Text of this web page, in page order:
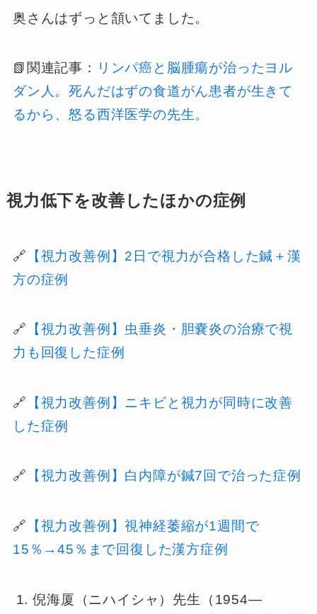
奥さんはずっと頷いてました。
📗関連記事：
リンパ癌と脳腫瘍が治ったヨル
ダン人。死んだはずの食道がん患者が生きて
るから、怒る西洋医学の先生。
視力低下を改善したほかの症例
🔗 【視力改善例】2日で視力が合格した鍼＋漢
方の症例
🔗 【視力改善例】虫垂炎・胆嚢炎の治療で視
力も回復した症例
🔗 【視力改善例】ニキビと視力が同時に改善
した症例
🔗 【視力改善例】白内障が鍼7回で治った症例
🔗 【視力改善例】視神経萎縮が1週間で
15％→45％まで回復した漢方症例
倪海厦（ニハイシャ）先生（1954—